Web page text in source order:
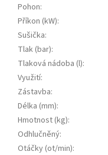
Pohon:
Příkon (kW):
Sušička:
Tlak (bar):
Tlaková nádoba (l):
Využití:
Zástavba:
Délka (mm):
Hmotnost (kg):
Odhlučněný:
Otáčky (ot/min):